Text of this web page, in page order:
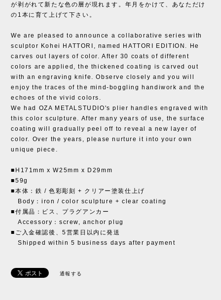
が剥がれて新たな色の層が現れます。年月をかけて、あなただけ
の1本に育て上げて下さい。
We are pleased to announce a collaborative series with
sculptor Kohei HATTORI, named HATTORI EDITION. He
carves out layers of color. After 30 coats of different
colors are applied, the thickened coating is carved out
with an engraving knife. Observe closely and you will
enjoy the traces of the mind-boggling handiwork and the
echoes of the vivid colors.
We had OZA METALSTUDIO's plier handles engraved with
this color sculpture. After many years of use, the surface
coating will gradually peel off to reveal a new layer of
color. Over the years, please nurture it into your own
unique piece.
■H171mm x W25mm x D29mm
■59g
■本体：鉄 / 色彩彫刻 + クリアー塗装仕上げ
Body：iron / color sculpture + clear coating
■付属品：ビス、プラグアンカー
Accessory：screw, anchor plug
■ご入金確認後、5営業日以内に発送
Shipped within 5 business days after payment
通報する